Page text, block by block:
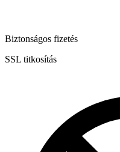
Biztonságos fizetés
SSL titkosítás